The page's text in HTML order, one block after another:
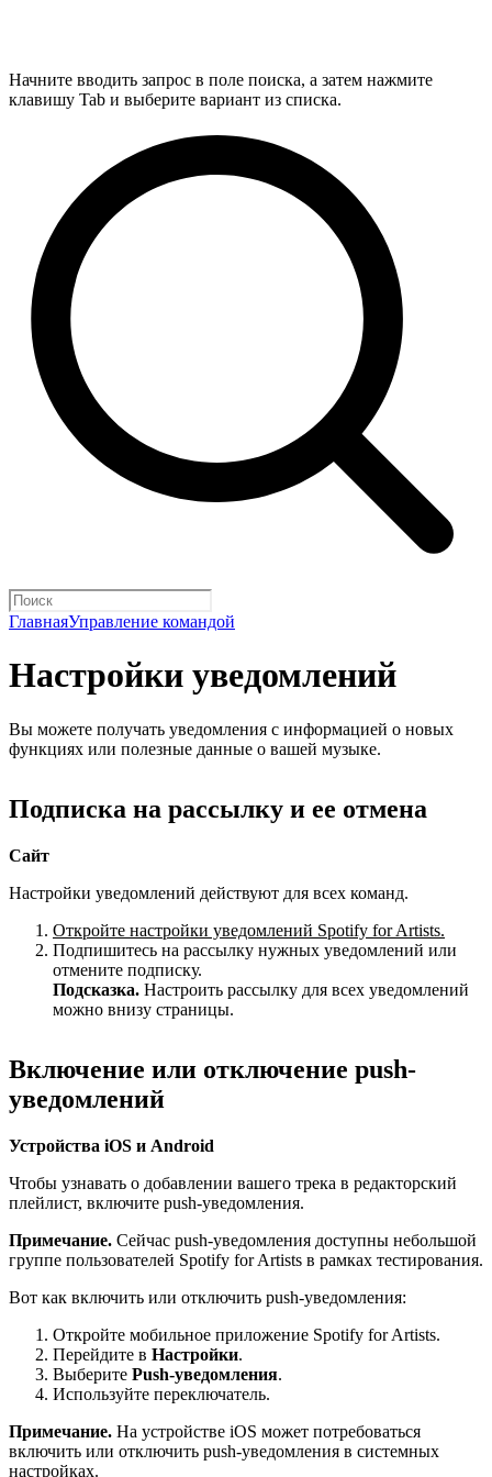
Начните вводить запрос в поле поиска, а затем нажмите
клавишу Tab и выберите вариант из списка.
ГлавнаяУправление командой
Настройки уведомлений
Вы можете получать уведомления с информацией о новых
функциях или полезные данные о вашей музыке.
Подписка на рассылку и ее отмена
Cайт
Настройки уведомлений действуют для всех команд.
Откройте настройки уведомлений Spotify for Artists.
Подпишитесь на рассылку нужных уведомлений или
отмените подписку.
Подсказка. Настроить рассылку для всех уведомлений
можно внизу страницы.
Включение или отключение push-
уведомлений
Устройства iOS и Android
Чтобы узнавать о добавлении вашего трека в редакторский
плейлист, включите push-уведомления.
Примечание. Сейчас push-уведомления доступны небольшой
группе пользователей Spotify for Artists в рамках тестирования.
Вот как включить или отключить push-уведомления:
Откройте мобильное приложение Spotify for Artists.
Перейдите в Настройки.
Выберите Push-уведомления.
Используйте переключатель.
Примечание. На устройстве iOS может потребоваться
включить или отключить push-уведомления в системных
настройках.